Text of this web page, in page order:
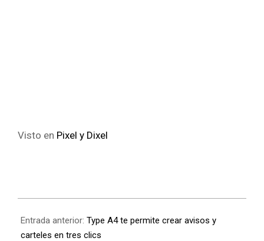
Visto en Pixel y Dixel
Entrada anterior: Type A4 te permite crear avisos y
carteles en tres clics